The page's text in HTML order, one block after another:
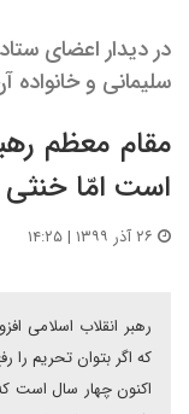
در دیدار اعضای
سلیمانی و خانواده
مقام معظم
است امّا
رهبر انقلاب اسلامی
که اگر بتوان تحریم را